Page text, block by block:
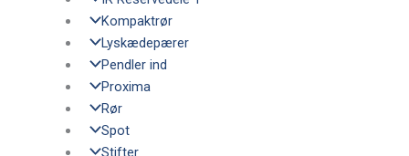
Kompaktrør
Lyskædepærer
Pendler ind
Proxima
Rør
Spot
Stifter